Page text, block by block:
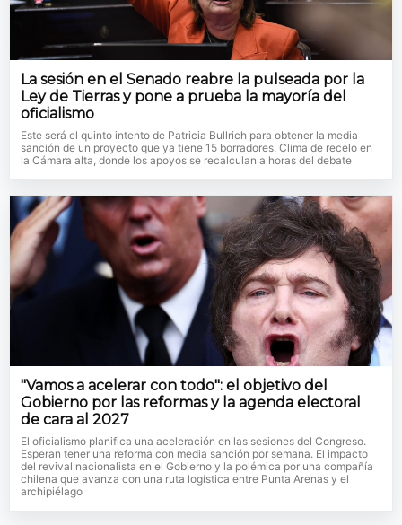
La sesión en el Senado reabre la pulseada por la
Ley de Tierras y pone a prueba la mayoría del
oficialismo
Este será el quinto intento de Patricia Bullrich para obtener la media
sanción de un proyecto que ya tiene 15 borradores. Clima de recelo en
la Cámara alta, donde los apoyos se recalculan a horas del debate
"Vamos a acelerar con todo": el objetivo del
Gobierno por las reformas y la agenda electoral
de cara al 2027
El oficialismo planifica una aceleración en las sesiones del Congreso.
Esperan tener una reforma con media sanción por semana. El impacto
del revival nacionalista en el Gobierno y la polémica por una compañía
chilena que avanza con una ruta logística entre Punta Arenas y el
archipiélago